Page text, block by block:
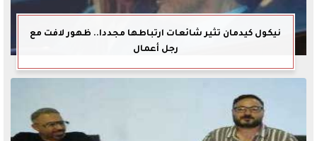
نيكول كيدمان تثير شائعات ارتباطها مجددا.. ظهور لافت مع
رجل أعمال